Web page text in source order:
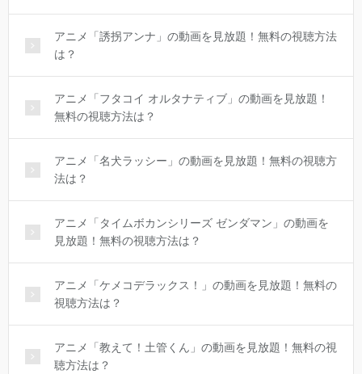
アニメ「誘拐アンナ」の動画を見放題！無料の視聴方法
は？
アニメ「フタコイ オルタナティブ」の動画を見放題！
無料の視聴方法は？
アニメ「名犬ラッシー」の動画を見放題！無料の視聴方
法は？
アニメ「タイムボカンシリーズ ゼンダマン」の動画を
見放題！無料の視聴方法は？
アニメ「ケメコデラックス！」の動画を見放題！無料の
視聴方法は？
アニメ「教えて！土管くん」の動画を見放題！無料の視
聴方法は？